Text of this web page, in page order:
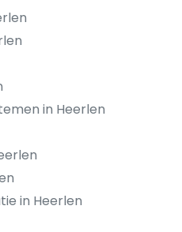
in Heerlen
in Heerlen